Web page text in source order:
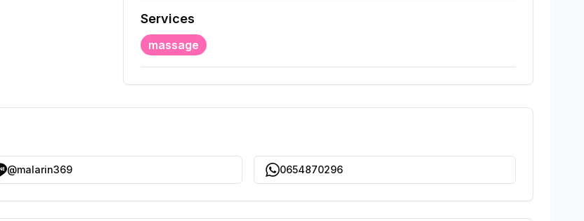
Services
massage
@malarin369 0654870296